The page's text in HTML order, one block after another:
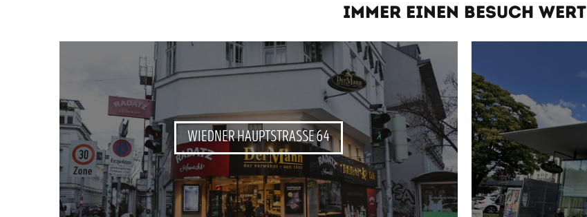
IMMER EINEN BESUCH WERT
WIEDNER HAUPTSTRASSE 64